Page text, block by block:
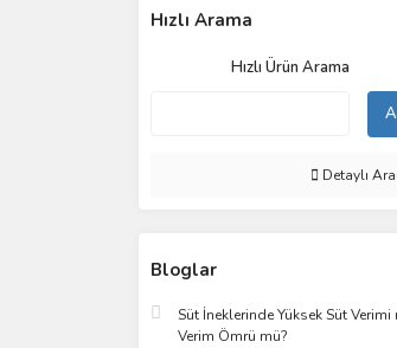
Hızlı Arama
Hızlı Ürün Arama
Detaylı
Bloglar
Süt İneklerinde Yüksek Süt Verimi
Verim Ömrü mü?